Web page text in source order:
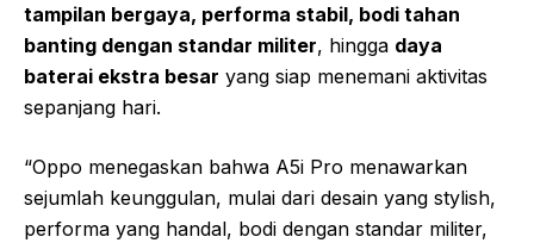
tampilan bergaya, performa stabil, bodi tahan
banting dengan standar militer, hingga daya
baterai ekstra besar yang siap menemani aktivitas
sepanjang hari.
“Oppo menegaskan bahwa A5i Pro menawarkan
sejumlah keunggulan, mulai dari desain yang stylish,
performa yang handal, bodi dengan standar militer,